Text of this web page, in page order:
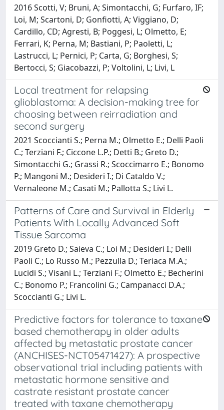
2016 Scotti, V; Bruni, A; Simontacchi, G; Furfaro, IF;
Loi, M; Scartoni, D; Gonfiotti, A; Viggiano, D;
Cardillo, CD; Agresti, B; Poggesi, L; Olmetto, E;
Ferrari, K; Perna, M; Bastiani, P; Paoletti, L;
Lastrucci, L; Pernici, P; Carta, G; Borghesi, S;
Bertocci, S; Giacobazzi, P; Voltolini, L; Livi, L
Local treatment for relapsing
glioblastoma: A decision-making tree for
choosing between reirradiation and
second surgery
2021 Scoccianti S.; Perna M.; Olmetto E.; Delli Paoli
C.; Terziani F.; Ciccone L.P.; Detti B.; Greto D.;
Simontacchi G.; Grassi R.; Scoccimarro E.; Bonomo
P.; Mangoni M.; Desideri I.; Di Cataldo V.;
Vernaleone M.; Casati M.; Pallotta S.; Livi L.
Patterns of Care and Survival in Elderly
Patients With Locally Advanced Soft
Tissue Sarcoma
2019 Greto D.; Saieva C.; Loi M.; Desideri I.; Delli
Paoli C.; Lo Russo M.; Pezzulla D.; Teriaca M.A.;
Lucidi S.; Visani L.; Terziani F.; Olmetto E.; Becherini
C.; Bonomo P.; Francolini G.; Campanacci D.A.;
Scoccianti G.; Livi L.
Predictive factors for tolerance to taxane
based chemotherapy in older adults
affected by metastatic prostate cancer
(ANCHISES-NCT05471427): A prospective
observational trial including patients with
metastatic hormone sensitive and
castrate resistant prostate cancer
treated with taxane chemotherapy